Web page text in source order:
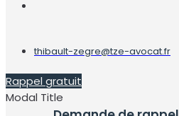
thibault-zegre@tze-avocat.fr
Rappel gratuit
Modal Title